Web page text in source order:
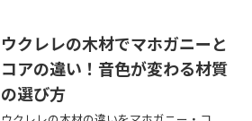
ウクレレの木材でマホガニーと
コアの違い！音色が変わる材質
の選び方